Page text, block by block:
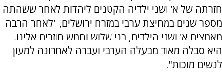
חזרתה של א' ושני ילדיה הקטנים ליהדות לאחר ששהתה
מספר שנים במחיצת ערבי במזרח ירושלים, "לאחר הרבה
מאמצים א' ושני הילדים, בני שלוש וחמש חוזרים אלינו.
היא סבלה מאוד מבעלה הערבי ועברה לאחרונה למעון
לנשים מוכות".